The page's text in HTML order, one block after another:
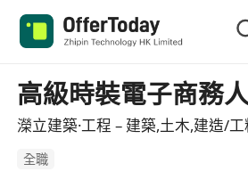
高級時裝電子商務
濚立建築·工程 – 建築,土木,建造/
全職